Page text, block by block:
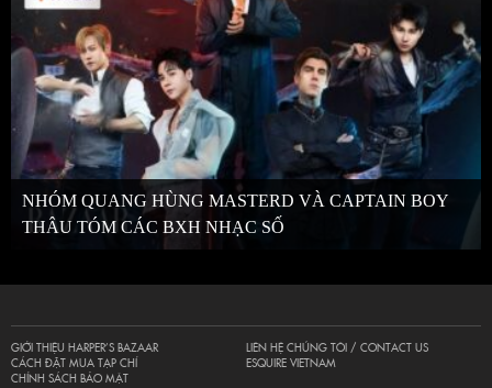
NHÓM QUANG HÙNG MASTERD VÀ CAPTAIN BOY
THÂU TÓM CÁC BXH NHẠC SỐ
GIỚI THIỆU HARPER’S BAZAAR
CÁCH ĐẶT MUA TẠP CHÍ
CHÍNH SÁCH BẢO MẬT
LIÊN HỆ CHÚNG TÔI / CONTACT US
ESQUIRE VIETNAM